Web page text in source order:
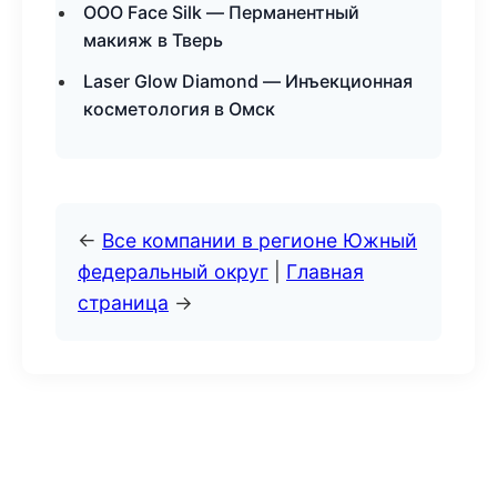
ООО Face Silk — Перманентный
макияж в Тверь
Laser Glow Diamond — Инъекционная
косметология в Омск
← Все компании в регионе Южный
федеральный округ
Главная
страница →